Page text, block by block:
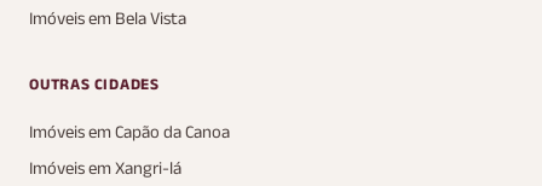
Imóveis em Bela Vista
OUTRAS CIDADES
Imóveis em Capão da Canoa
Imóveis em Xangri-lá